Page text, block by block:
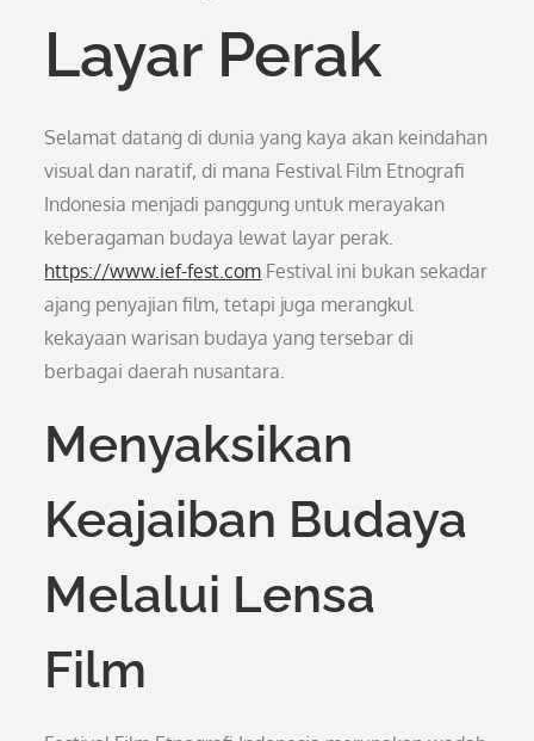
Layar Perak
Selamat datang di dunia yang kaya akan keindahan
visual dan naratif, di mana Festival Film Etnografi
Indonesia menjadi panggung untuk merayakan
keberagaman budaya lewat layar perak.
https://www.ief-fest.com Festival ini bukan sekadar
ajang penyajian film, tetapi juga merangkul
kekayaan warisan budaya yang tersebar di
berbagai daerah nusantara.
Menyaksikan
Keajaiban Budaya
Melalui Lensa
Film